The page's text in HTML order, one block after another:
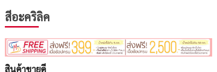
สีอะคริลิค
สินค้าขายดี